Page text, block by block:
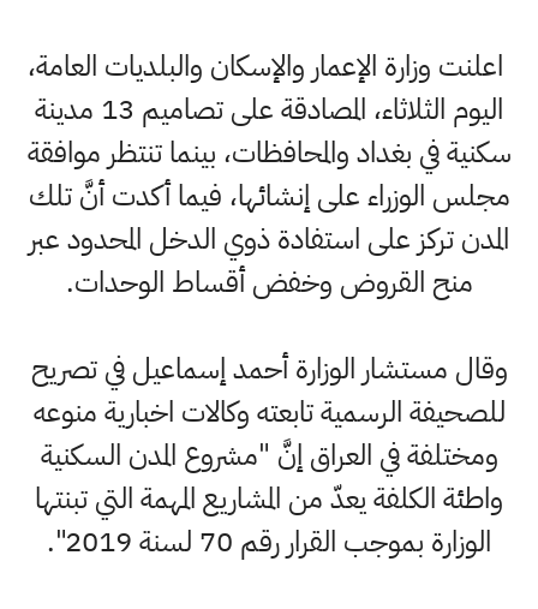
اعلنت وزارة الإعمار والإسكان والبلديات العامة،
اليوم الثلاثاء، المصادقة على تصاميم 13 مدينة
سكنية في بغداد والمحافظات، بينما تنتظر موافقة
مجلس الوزراء على إنشائها، فيما أكدت أنَّ تلك
المدن تركز على استفادة ذوي الدخل المحدود عبر
منح القروض وخفض أقساط الوحدات.
وقال مستشار الوزارة أحمد إسماعيل في تصريح
للصحيفة الرسمية تابعته وكالات اخبارية منوعه
ومختلفة في العراق إنَّ "مشروع المدن السكنية
واطئة الكلفة يعدّ من المشاريع المهمة التي تبنتها
الوزارة بموجب القرار رقم 70 لسنة 2019".